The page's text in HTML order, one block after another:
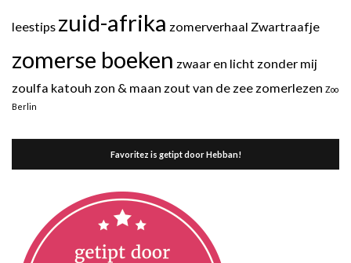
leestips zuid-afrika zomerverhaal Zwartraafje
zomerse boeken zwaar en licht zonder mij
zoulfa katouh zon & maan zout van de zee zomerlezen Zoo
Berlin
Favoritez is getipt door Hebban!